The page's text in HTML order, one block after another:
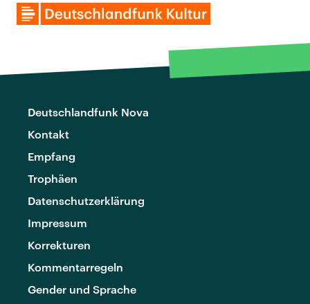
Deutschlandfunk Nova
Kontakt
Empfang
Trophäen
Datenschutzerklärung
Impressum
Korrekturen
Kommentarregeln
Gender und Sprache